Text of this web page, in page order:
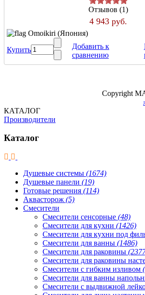
Отзывов (1)
4 943 руб.
Omoikiri (Япония)
Купить
Добавить к
сравнению
Copyright
КАТАЛОГ
Производители
Каталог
Душевые системы (1674)
Душевые панели (19)
Готовые решения (114)
Аквасторож (5)
Смесители
Смесители сенсорные (48)
Смесители для кухни (1426)
Смесители для кухни под
Смесители для ванны (1486)
Смесители для раковины
Смесители для раковины
Смесители с гибким изливом
Смесители для ванны
Смесители с выдвижной